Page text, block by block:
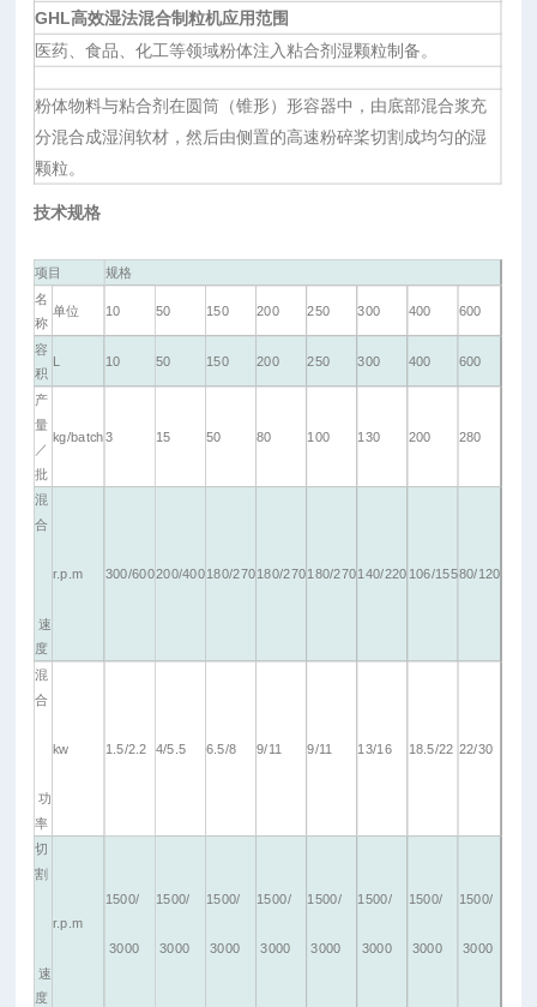
GHL高效湿法混合制粒机应用范围
医药、食品、化工等领域粉体注入粘合剂湿颗粒制备。
粉体物料与粘合剂在圆筒（锥形）形容器中，由底部混合浆充
分混合成湿润软材，然后由侧置的高速粉碎桨切割成均匀的湿
颗粒。
技术规格
项目
规格
名
称
单位 10 50 150 200 250 300 400 600
容
积
L 10 50 150 200 250 300 400 600
产
量
／
批
kg/batch3 15 50 80 100 130 200 280
混
合
速
度
r.p.m 300/600200/400180/270180/270180/270140/220 106/15580/120
混
合
功
率
kw 1.5/2.2 4/5.5 6.5/8 9/11 9/11 13/16 18.5/22 22/30
切
割
速
度
r.p.m
1500/
3000
1500/
3000
1500/
3000
1500/
3000
1500/
3000
1500/
3000
1500/
3000
1500/
3000